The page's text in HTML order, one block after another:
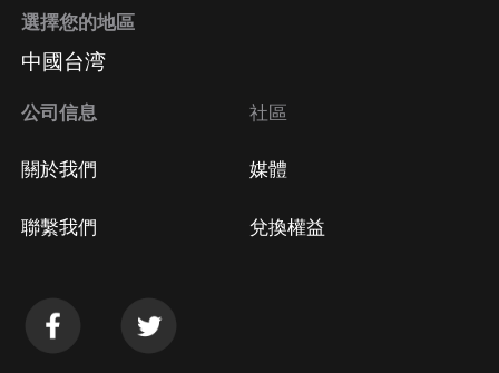
選擇您的地區
中國台湾
公司信息
關於我們
聯繫我們
社區
媒體
兌換權益